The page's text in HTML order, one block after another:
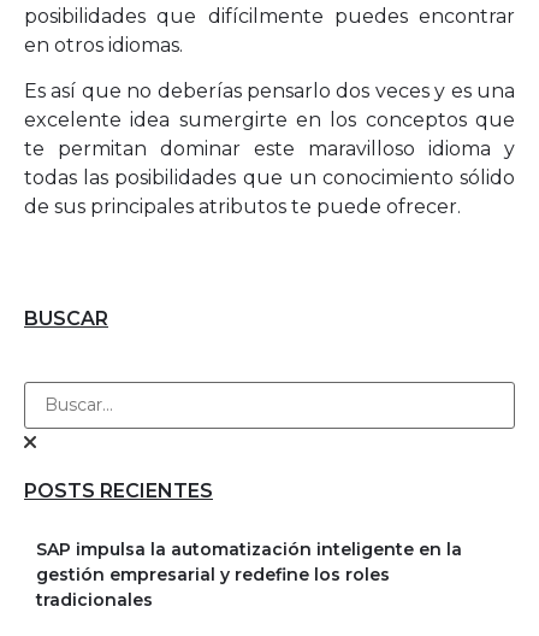
posibilidades que difícilmente puedes encontrar
en otros idiomas.
Es así que no deberías pensarlo dos veces y es una
excelente idea sumergirte en los conceptos que
te permitan dominar este maravilloso idioma y
todas las posibilidades que un conocimiento sólido
de sus principales atributos te puede ofrecer.
BUSCAR
POSTS RECIENTES
SAP impulsa la automatización inteligente en la
gestión empresarial y redefine los roles
tradicionales